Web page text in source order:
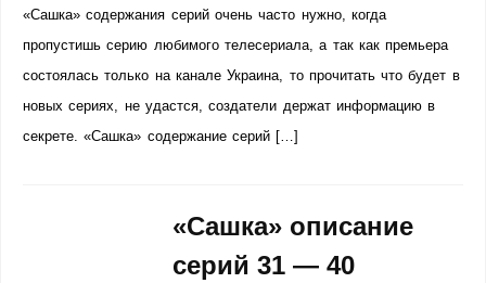
«Сашка» содержания серий очень часто нужно, когда
пропустишь серию любимого телесериала, а так как премьера
состоялась только на канале Украина, то прочитать что будет в
новых сериях, не удастся, создатели держат информацию в
секрете. «Сашка» содержание серий […]
«Сашка» описание
серий 31 — 40